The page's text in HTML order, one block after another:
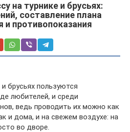
на турнике и брусьях:
составление плана
и противопоказания
брусьях пользуются
любителей, и среди
ведь проводить их можно как
и дома, и на свежем воздухе: на
во дворе.